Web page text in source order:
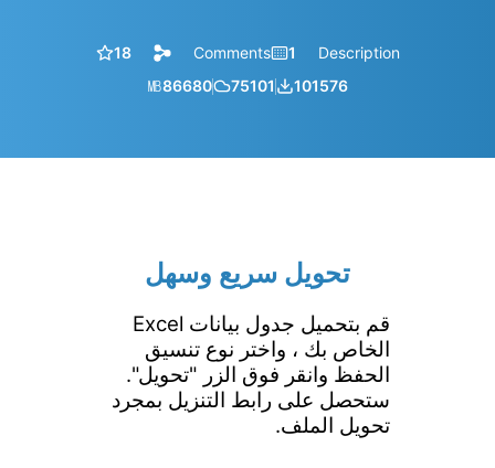
Description
1
Comments
18
101576
75101
86680
㎆︎
تحويل سريع وسهل
قم بتحميل جدول بيانات Excel
الخاص بك ، واختر نوع تنسيق
الحفظ وانقر فوق الزر "تحويل".
ستحصل على رابط التنزيل بمجرد
تحويل الملف.